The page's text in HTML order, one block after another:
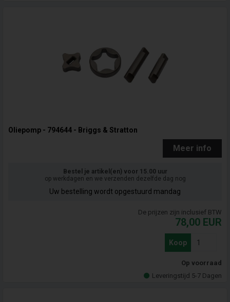
Oliepomp - 794644 - Briggs & Stratton
Meer info
Bestel je artikel(en) voor 15.00 uur
op werkdagen en we verzenden dezelfde dag nog
Uw bestelling wordt opgestuurd mandag
De prijzen zijn inclusief BTW
78,00 EUR
Koop
Op voorraad
Leveringstijd 5-7 Dagen